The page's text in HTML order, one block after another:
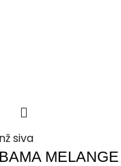
siva
MELANGE